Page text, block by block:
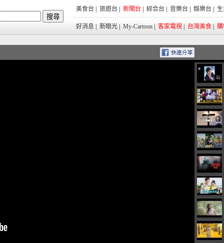
美食台 旅遊台 新聞台 綜合台 音樂台 娛樂台
好消息 新眼光 My-Cartoon 客家電視 台灣美食